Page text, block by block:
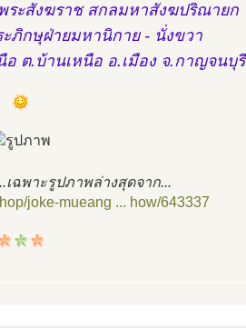
ระสังฆราช สกลมหาสังฆปริณายก
ภิกษุฝ่ายมหานิกาย - นั่งขวา
ต.บ้านเหนือ อ.เมือง จ.กาญจนบุรี
ฉพาะรูปภาพล่างสุดจาก...
joke-mueang ... how/643337